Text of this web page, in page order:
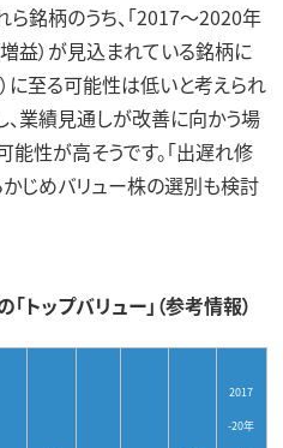
ら銘柄のうち、「2017～2020年
益）が見込まれている銘柄に
に至る可能性は低いと考えられ
、業績見通しが改善に向かう場
性が高そうです。「出遅れ修
じめバリュー株の選別も検討
トップバリュー」（参考情報）
2017
-20年